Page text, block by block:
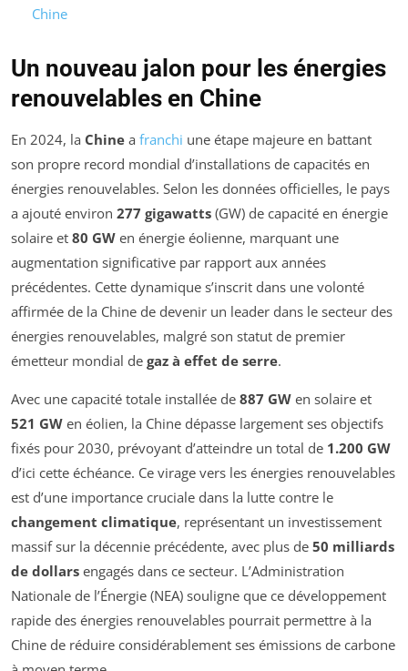
Chine
Un nouveau jalon pour les énergies
renouvelables en Chine
En 2024, la Chine a franchi une étape majeure en battant
son propre record mondial d’installations de capacités en
énergies renouvelables. Selon les données officielles, le pays
a ajouté environ 277 gigawatts (GW) de capacité en énergie
solaire et 80 GW en énergie éolienne, marquant une
augmentation significative par rapport aux années
précédentes. Cette dynamique s’inscrit dans une volonté
affirmée de la Chine de devenir un leader dans le secteur des
énergies renouvelables, malgré son statut de premier
émetteur mondial de gaz à effet de serre.
Avec une capacité totale installée de 887 GW en solaire et
521 GW en éolien, la Chine dépasse largement ses objectifs
fixés pour 2030, prévoyant d’atteindre un total de 1.200 GW
d’ici cette échéance. Ce virage vers les énergies renouvelables
est d’une importance cruciale dans la lutte contre le
changement climatique, représentant un investissement
massif sur la décennie précédente, avec plus de 50 milliards
de dollars engagés dans ce secteur. L’Administration
Nationale de l’Énergie (NEA) souligne que ce développement
rapide des énergies renouvelables pourrait permettre à la
Chine de réduire considérablement ses émissions de carbone